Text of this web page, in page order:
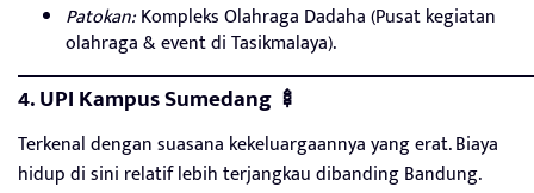
Patokan:Kompleks Olahraga Dadaha (Pusat kegiatan
olahraga & event di Tasikmalaya).
4. UPI Kampus Sumedang 🍢
Terkenal dengan suasana kekeluargaannya yang erat. Biaya
hidup di sini relatif lebih terjangkau dibanding Bandung.